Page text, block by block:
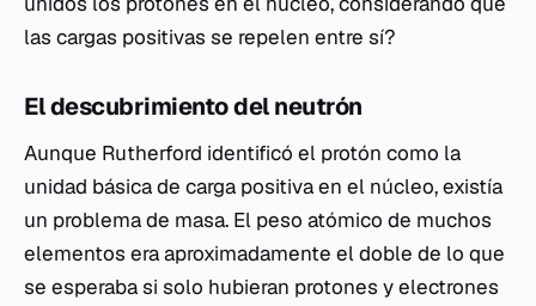
las cargas positivas se repelen entre sí?
El descubrimiento del neutrón
Aunque Rutherford identificó el protón como la
unidad básica de carga positiva en el núcleo, existía
un problema de masa. El peso atómico de muchos
elementos era aproximadamente el doble de lo que
se esperaba si solo hubieran protones y electrones